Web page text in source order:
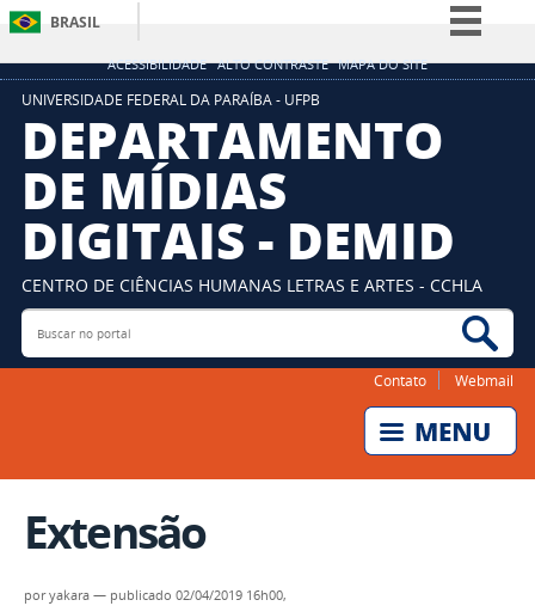
ACESSIBILIDADE ALTO CONTRASTE MAPA DO SITE
BRASIL
Simplifique!
Participe
Canais
UNIVERSIDADE FEDERAL DA PARAÍBA - UFPB
DEPARTAMENTO
DE MÍDIAS
DIGITAIS - DEMID
CENTRO DE CIÊNCIAS HUMANAS LETRAS E ARTES - CCHLA
Buscar no portal
Contato Webmail
Extensão
poryakara — publicado 02/04/2019 16h00,